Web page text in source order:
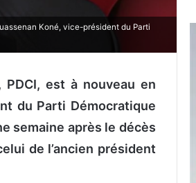
Koné, vice-président du Parti
PDCI, est à nouveau en
du Parti Démocratique
semaine après le décès
de l’ancien président